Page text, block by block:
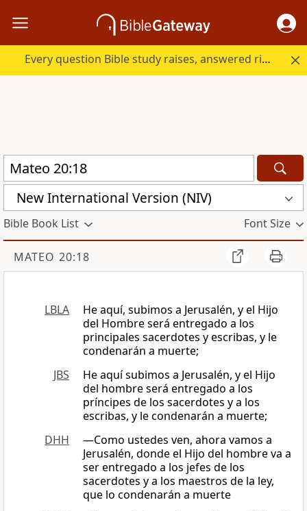
Every question Bible study raises, answered right here.
New International Version (NIV)
Bible Book List Font Size
MATEO 20:18
LBLA
He aquí, subimos a Jerusalén, y el Hijo
del Hombre será entregado a los
principales sacerdotes y escribas, y le
condenarán a muerte;
JBS
He aquí subimos a Jerusalén, y el Hijo
del hombre será entregado a los
príncipes de los sacerdotes y a los
escribas, y le condenarán a muerte;
DHH
—Como ustedes ven, ahora vamos a
Jerusalén, donde el Hijo del hombre va a
ser entregado a los jefes de los
sacerdotes y a los maestros de la ley,
que lo condenarán a muerte